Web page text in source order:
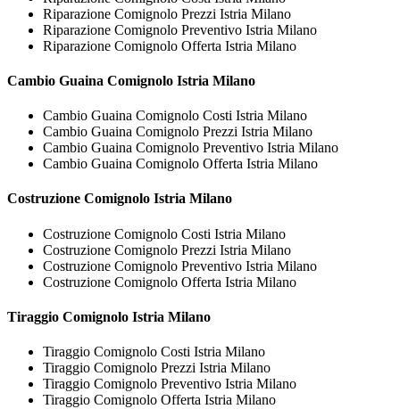
Riparazione Comignolo Prezzi Istria Milano
Riparazione Comignolo Preventivo Istria Milano
Riparazione Comignolo Offerta Istria Milano
Cambio Guaina Comignolo Istria Milano
Cambio Guaina Comignolo Costi Istria Milano
Cambio Guaina Comignolo Prezzi Istria Milano
Cambio Guaina Comignolo Preventivo Istria Milano
Cambio Guaina Comignolo Offerta Istria Milano
Costruzione Comignolo Istria Milano
Costruzione Comignolo Costi Istria Milano
Costruzione Comignolo Prezzi Istria Milano
Costruzione Comignolo Preventivo Istria Milano
Costruzione Comignolo Offerta Istria Milano
Tiraggio Comignolo Istria Milano
Tiraggio Comignolo Costi Istria Milano
Tiraggio Comignolo Prezzi Istria Milano
Tiraggio Comignolo Preventivo Istria Milano
Tiraggio Comignolo Offerta Istria Milano